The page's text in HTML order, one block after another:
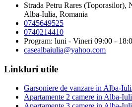
Strada Petru Rares (Toporasilor),
Alba-Iulia, Romania
0745649525
0740214410
Program: luni - Vineri 09:00 -
casealbaiulia@yahoo.com
Linkluri utile
Garsoniere de vanzare in Alba-
Apartamente 2 camere in Alba-